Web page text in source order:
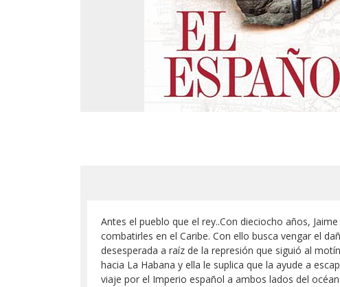
Antes el pueblo que el rey..Con dieciocho años,
combatirles en el Caribe. Con ello busca vengar el
desesperada a raíz de la represión que siguió al
hacia La Habana y ella le suplica que la ayude a
viaje por el Imperio español a ambos lados del